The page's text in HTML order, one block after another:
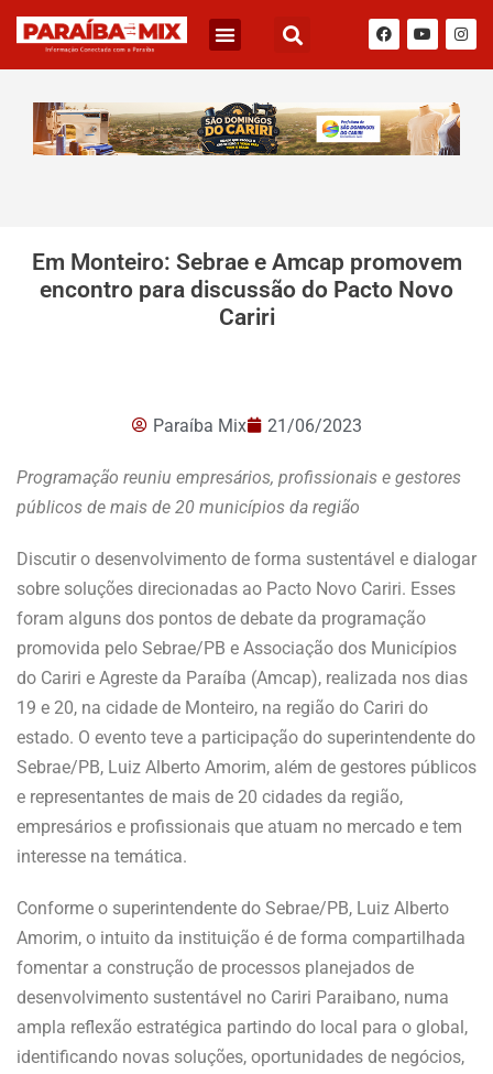
Em Monteiro: Sebrae e Amcap promovem
encontro para discussão do Pacto Novo
Cariri
Paraíba Mix 21/06/2023
Programação reuniu empresários, profissionais e gestores
públicos de mais de 20 municípios da região
Discutir o desenvolvimento de forma sustentável e dialogar
sobre soluções direcionadas ao Pacto Novo Cariri. Esses
foram alguns dos pontos de debate da programação
promovida pelo Sebrae/PB e Associação dos Municípios
do Cariri e Agreste da Paraíba (Amcap), realizada nos dias
19 e 20, na cidade de Monteiro, na região do Cariri do
estado. O evento teve a participação do superintendente do
Sebrae/PB, Luiz Alberto Amorim, além de gestores públicos
e representantes de mais de 20 cidades da região,
empresários e profissionais que atuam no mercado e tem
interesse na temática.
Conforme o superintendente do Sebrae/PB, Luiz Alberto
Amorim, o intuito da instituição é de forma compartilhada
fomentar a construção de processos planejados de
desenvolvimento sustentável no Cariri Paraibano, numa
ampla reflexão estratégica partindo do local para o global,
identificando novas soluções, oportunidades de negócios,